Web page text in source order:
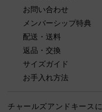
お問い合わせ
メンバーシップ特典
配送・送料
返品・交換
サイズガイド
お手入れ方法
チャールズアンドキース